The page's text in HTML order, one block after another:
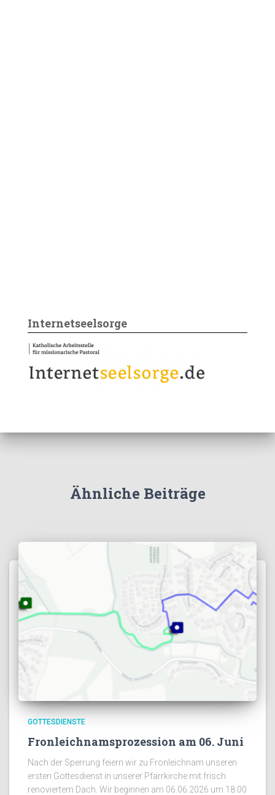
Internetseelsorge
Ähnliche Beiträge
GOTTESDIENSTE
Fronleichnamsprozession am 06. Juni
Nach der Sperrung feiern wir zu Fronleichnam unseren
ersten Gottesdienst in unserer Pfarrkirche mit frisch
renoviertem Dach. Wir beginnen am 06.06.2026 um 18:00